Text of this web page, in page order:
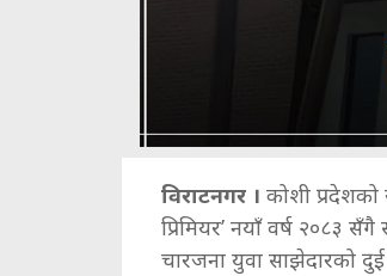
विराटनगर । कोशी प्रदेशको
प्रिमियर’ नयाँ वर्ष २०८३
चारजना युवा साझेदारको